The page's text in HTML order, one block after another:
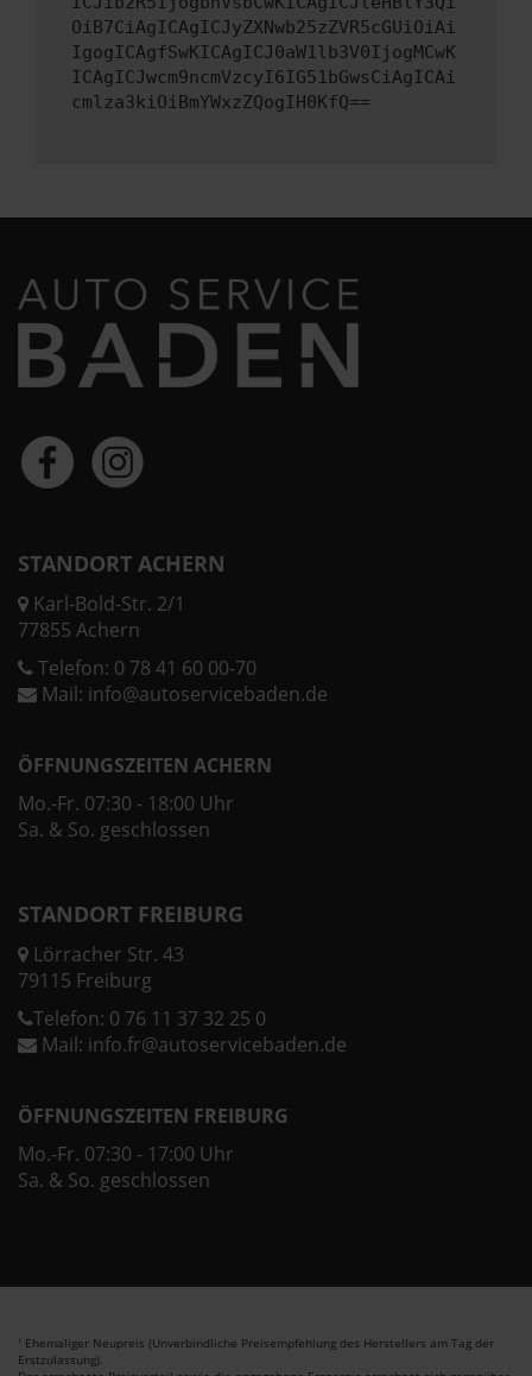
OiB7CiAgICAgICJyZXNwb25zZVR5cGUiOiAi
IgogICAgfSwKICAgICJ0aW1lb3V0IjogMCwK
ICAgICJwcm9ncmVzcyI6IG51bGwsCiAgICAi
cmlza3kiOiBmYWxzZQogIH0KfQ==
STANDORT ACHERN
Karl-Bold-Str. 2/1
77855 Achern
Telefon: 0 78 41 60 00-70
Mail: info@autoservicebaden.de
ÖFFNUNGSZEITEN ACHERN
Mo.-Fr. 07:30 - 18:00 Uhr
Sa. & So. geschlossen
STANDORT FREIBURG
Lörracher Str. 43
79115 Freiburg
Telefon: 0 76 11 37 32 25 0
Mail: info.fr@autoservicebaden.de
ÖFFNUNGSZEITEN FREIBURG
Mo.-Fr. 07:30 - 17:00 Uhr
Sa. & So. geschlossen
1 Ehemaliger Neupreis (Unverbindliche Preisempfehlung des Herstellers am Tag der
Erstzulassung).